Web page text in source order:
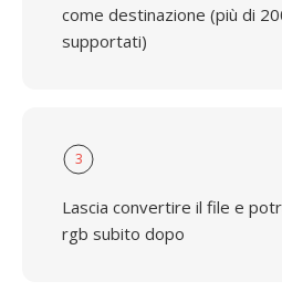
come destinazione (più di
supportati)
3
Lascia convertire il file e
rgb subito dopo